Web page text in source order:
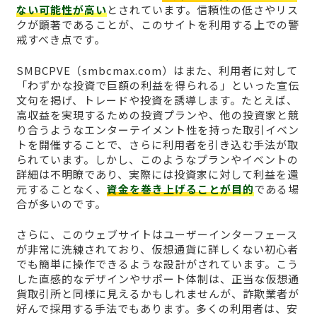
ない可能性が高いとされています。信頼性の低さやリス
クが顕著であることが、このサイトを利用する上での警
戒すべき点です。
SMBCPVE（smbcmax.com）はまた、利用者に対して
「わずかな投資で巨額の利益を得られる」といった宣伝
文句を掲げ、トレードや投資を誘導します。たとえば、
高収益を実現するための投資プランや、他の投資家と競
り合うようなエンターテイメント性を持った取引イベン
トを開催することで、さらに利用者を引き込む手法が取
られています。しかし、このようなプランやイベントの
詳細は不明瞭であり、実際には投資家に対して利益を還
元することなく、 資金を巻き上げることが目的である場
合が多いのです。
さらに、このウェブサイトはユーザーインターフェース
が非常に洗練されており、仮想通貨に詳しくない初心者
でも簡単に操作できるような設計がされています。こう
した直感的なデザインやサポート体制は、正当な仮想通
貨取引所と同様に見えるかもしれませんが、詐欺業者が
好んで採用する手法でもあります。多くの利用者は、安